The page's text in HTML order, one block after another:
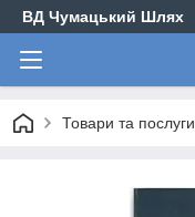
ВД Чумацький Шлях
Товари та послуги